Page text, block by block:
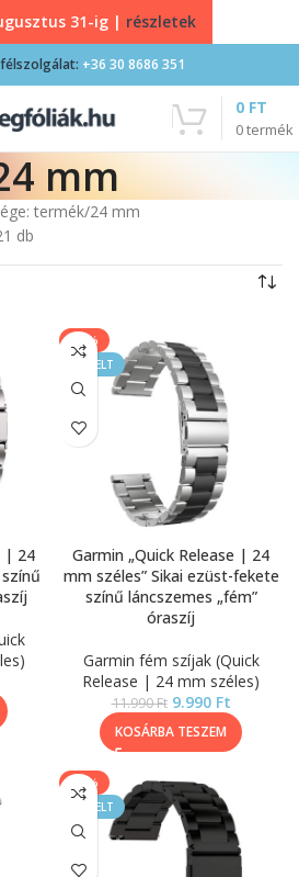
+36 30 8686 351
0termék
0 FT
mm
termék 24 mm
db
| 24
-17%
KIEMELT
Garmin „Quick Release | 24
mm széles” Sikai ezüst-fekete
színű láncszemes „fém”
óraszíj
Garmin fém szíjak (Quick
Release | 24 mm széles)
11.990Ft 9.990 Ft
KOSÁRBA TESZEM
-20%
KIEMELT
31-ig | részletek